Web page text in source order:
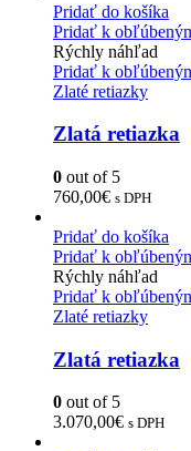
Pridať do košíka
Pridať k
Rýchly náhľad
Pridať k
Zlaté retiazky
Zlatá retiazka
0 out of 5
760,00€ s DPH
Pridať do košíka
Pridať k
Rýchly náhľad
Pridať k
Zlaté retiazky
Zlatá retiazka
0 out of 5
3.070,00€ s DPH